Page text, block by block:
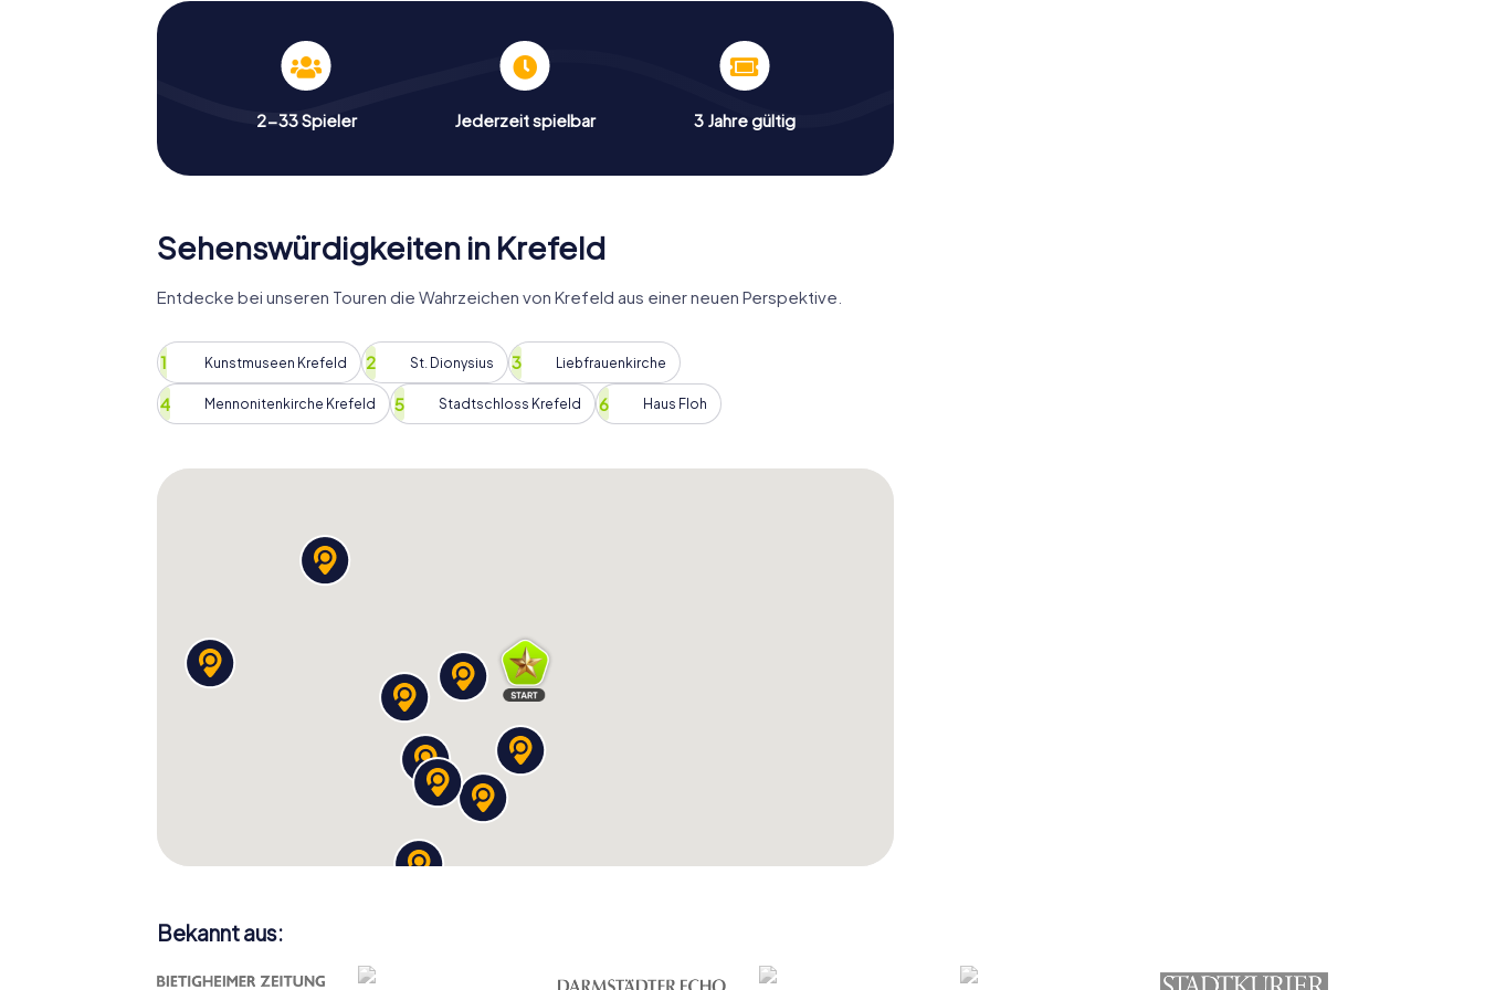
kennenlernen, sondern auch interessante Fakten und Geschichten über Krefeld erfahren. Egal
ob ihr Einheimische seid oder die Stadt zum ersten Mal besucht, diese Schnitzeljagd wird euch
neue Einblicke und unvergessliche Erlebnisse bescheren. Also schnappt euch eure Freunde
oder Familie und begebt euch auf eine spannende Entdeckungstour durch Krefeld!
Die Schnitzeljagd in Krefeld ist auch ein kleiner Wettkampf mit anderen Teams, die diese
Herausforderung bereits angenommen haben. Mit jeder gelösten Aufgabe sammelt ihr Punkte
und könnt euch in unserer Bestenliste verewigen. Vielleicht schafft ihr es sogar, den Highscore
Die Schnitzeljagd in Krefeld ist nicht nur eine unterhaltsame Freizeitaktivität, sondern auch eine
tolle Gelegenheit, mehr über die Geschichte und Kultur der Stadt zu erfahren. Ihr werdet an
historischen Orten vorbeikommen, interessante Fakten über die Entwicklung der Stadt
Sehenswürdigkeiten, sondern auch die Geschichte von Krefeld auf eine spannende und
interaktive Weise kennenlernen.
Wenn ihr auf der Suche nach einer einzigartigen Möglichkeit seid, Krefeld zu entdecken, dann
die Stadt auf eine ganz besondere Art und Weise. Egal ob ihr alleine, mit Freunden oder der
Familie unterwegs seid, diese Schnitzeljagd wird euch mit Sicherheit begeistern. Also worauf
Facetten der Stadt überraschen!
2-33 Spieler Jederzeit spielbar 3 Jahre gültig
Sehenswürdigkeiten in Krefeld
Entdecke bei unseren Touren die Wahrzeichen von Krefeld aus einer neuen Perspektive.
Kunstmuseen Krefeld St. Dionysius Liebfrauenkirche
Mennonitenkirche Krefeld Stadtschloss Krefeld Haus Floh
Bekannt aus: